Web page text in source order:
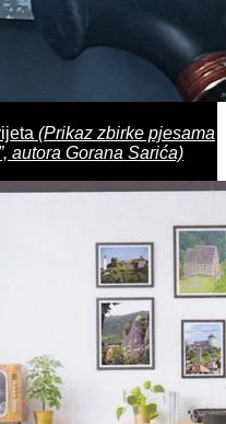
(Prikaz zbirke pjesama
autora Gorana Sarića)